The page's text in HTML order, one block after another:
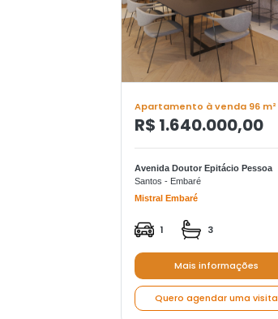
Apartamento à venda 96 m²
R$ 1.640.000,00
Avenida Doutor Epitácio Pessoa
Santos - Embaré
Mistral Embaré
1 3
Mais informações
Quero agendar uma visita